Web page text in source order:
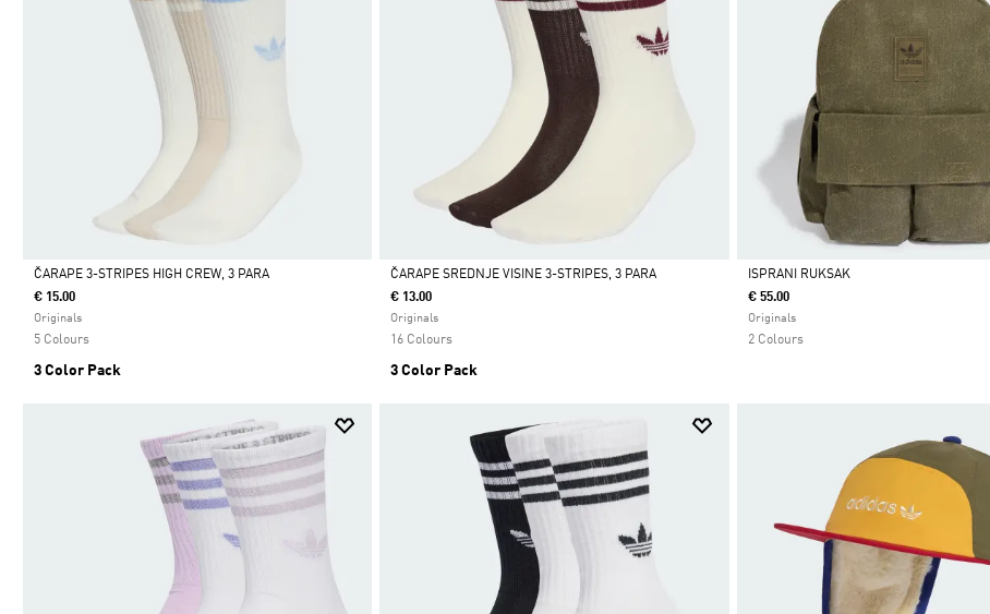
Da
ČARAPE 3-STRIPES HIGH CREW, 3 PARA
€ 15.00
Originals
5 Colours
3 Color Pack
Da
ČARAPE SREDNJE VISINE 3-STRIPES, 3 PARA
€ 13.00
Originals
16 Colours
3 Color Pack
Da
ISPRANI RUKSAK
€ 55.00
Originals
2 Colours